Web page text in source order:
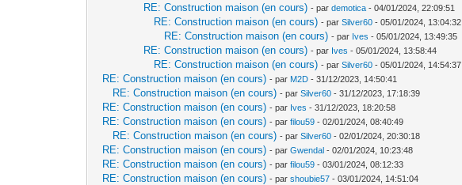
RE: Construction maison (en cours) - pardemotica - 04/01/2024, 22:09:51
RE: Construction maison (en cours) - parSilver60 - 05/01/2024, 13:04:32
RE: Construction maison (en cours) - par Ives - 05/01/2024, 13:49:35
RE: Construction maison (en cours) - par Ives - 05/01/2024, 13:58:44
RE: Construction maison (en cours) - parSilver60 - 05/01/2024, 14:54:37
RE: Construction maison (en cours) - par M2D - 31/12/2023, 14:50:41
RE: Construction maison (en cours) - parSilver60 - 31/12/2023, 17:18:39
RE: Construction maison (en cours) - par Ives - 31/12/2023, 18:20:58
RE: Construction maison (en cours) - parfilou59 - 02/01/2024, 08:40:49
RE: Construction maison (en cours) - parSilver60 - 02/01/2024, 20:30:18
RE: Construction maison (en cours) - parGwendal - 02/01/2024, 10:23:48
RE: Construction maison (en cours) - parfilou59 - 03/01/2024, 08:12:33
RE: Construction maison (en cours) - parshoubie57 - 03/01/2024, 14:51:04